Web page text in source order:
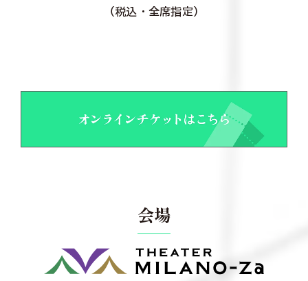
（税込・全席指定）
会場